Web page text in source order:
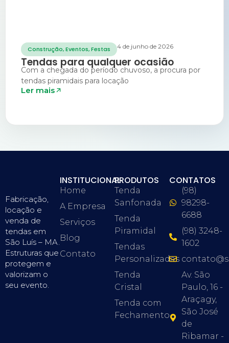
Construção,Eventos,Festas 4 de junho de 2026
Tendas para qualquer ocasião
Com a chegada do período chuvoso, a procura por
tendas piramidais para locação
Ler mais
Fabricação,
locação e
venda de
tendas em
São Luís – MA.
Estruturas que
protegem e
valorizam o
seu evento.
INSTITUCIONAL
Home
A Empresa
Serviços
Blog
Contato
PRODUTOS
Tenda
Sanfonada
Tenda
Piramidal
Tendas
Personalizadas
Tenda
Cristal
Tenda com
Fechamento
CONTATOS
(98)
98298-
6688
(98) 3248-
1602
Av. São
Paulo, 16 -
Araçagy,
São José
de
Ribamar -